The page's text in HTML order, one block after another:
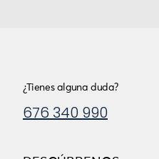
¿Tienes alguna duda?
676 340 990